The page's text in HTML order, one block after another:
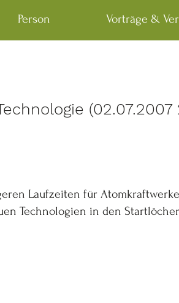
Person Vorträge &
(02.07.2007
Laufzeiten für
Technologien in den